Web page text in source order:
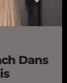
Dans